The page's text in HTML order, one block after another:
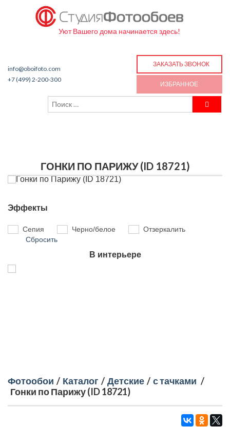
Уют Вашего дома начинается здесь!
info@oboifoto.com
+7 (499) 2-200-300
ЗАКАЗАТЬ ЗВОНОК
ИЗБРАННОЕ
ГОНКИ ПО ПАРИЖУ (ID 18721)
Эффекты
Сепия Черно/белое
Отзеркалить
Сбросить
В интерьере
Фотообои / Каталог / Детские / с тачками /
Гонки по Парижу (ID 18721)